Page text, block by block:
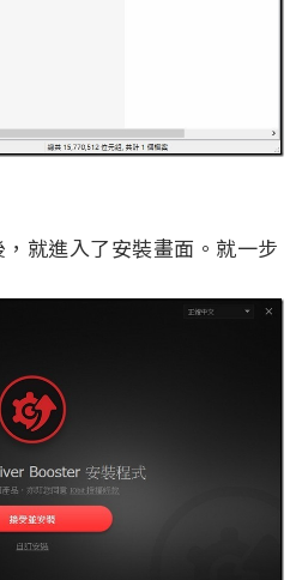
就進入了安裝畫面。就一步